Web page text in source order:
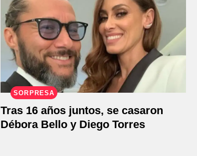
SORPRESA
Tras 16 años juntos, se casaron
Débora Bello y Diego Torres